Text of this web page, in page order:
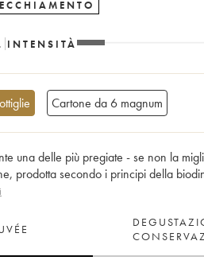
INTENSITÀ
Cartone da 6 magnum
una delle più pregiate - se non la
prodotta secondo i principi della